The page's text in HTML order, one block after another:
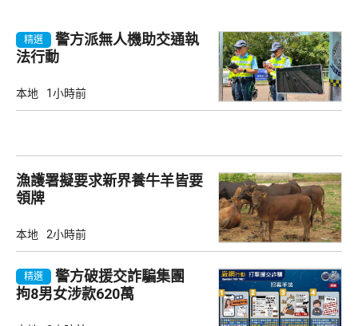
精選
警方派無人機助交通執
法行動
本地 1小時前
漁護署擬要求新界養牛羊皆要
領牌
本地 2小時前
精選
警方破援交詐騙集團
拘8男女涉款620萬